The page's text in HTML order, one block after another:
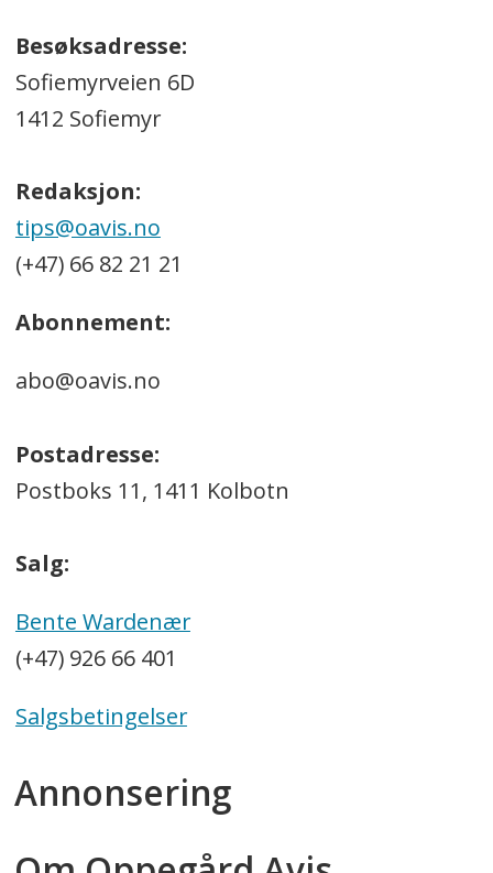
Besøksadresse:
Sofiemyrveien 6D
1412 Sofiemyr
Redaksjon:
tips@oavis.no
(+47) 66 82 21 21
Abonnement:
abo@oavis.no
Postadresse:
Postboks 11, 1411 Kolbotn
Salg:
Bente Wardenær
(+47) 926 66 401
Salgsbetingelser
Annonsering